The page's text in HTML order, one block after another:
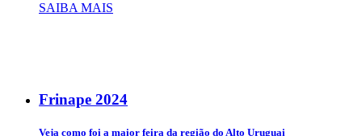
SAIBA MAIS
Frinape 2024
Veja como foi a maior feira da região do Alto Uruguai